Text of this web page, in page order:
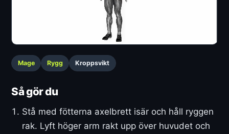
Mage Rygg Kroppsvikt
Så gör du
Stå med fötterna axelbrett isär och håll ryggen
rak. Lyft höger arm rakt upp över huvudet och